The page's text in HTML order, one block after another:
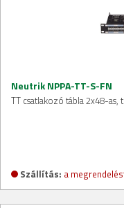
Neutrik NPPA-TT-S-FN
TT csatlakozó tábla 2x48-
Szállítás: a